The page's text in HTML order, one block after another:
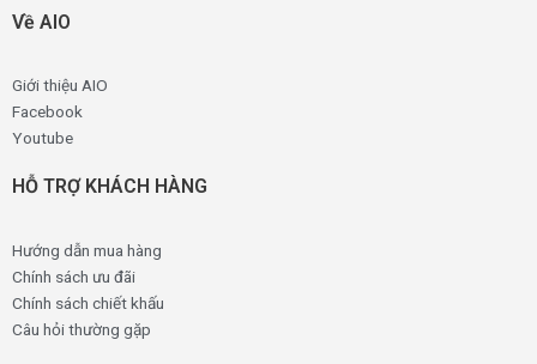
Về AIO
Giới thiệu AIO
Facebook
Youtube
HỖ TRỢ KHÁCH HÀNG
Hướng dẫn mua hàng
Chính sách ưu đãi
Chính sách chiết khấu
Câu hỏi thường gặp